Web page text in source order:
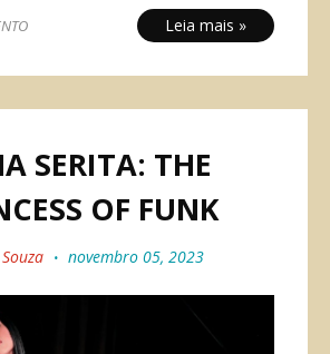
Leia mais »
SERITA: THE
OF FUNK
novembro 05, 2023